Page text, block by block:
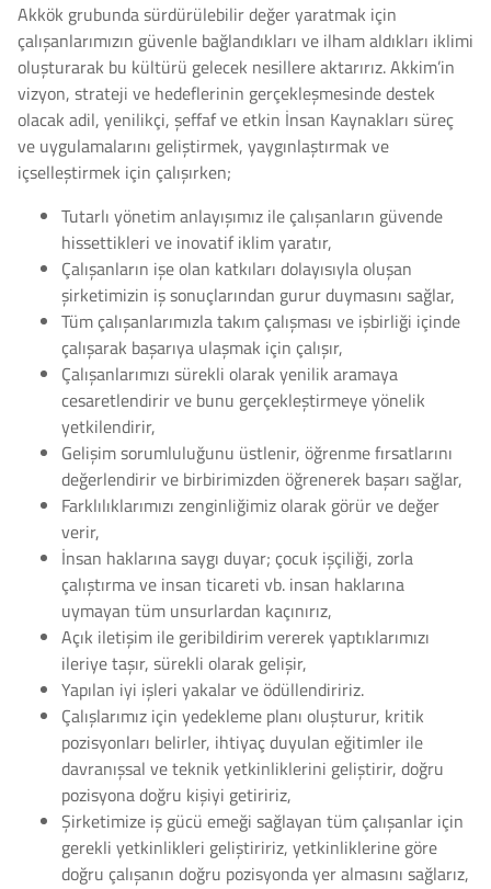
Akkök grubunda sürdürülebilir değer yaratmak için
çalışanlarımızın güvenle bağlandıkları ve ilham aldıkları iklimi
oluşturarak bu kültürü gelecek nesillere aktarırız. Akkim’in
vizyon, strateji ve hedeflerinin gerçekleşmesinde destek
olacak adil, yenilikçi, şeffaf ve etkin İnsan Kaynakları süreç
ve uygulamalarını geliştirmek, yaygınlaştırmak ve
içselleştirmek için çalışırken;
Tutarlı yönetim anlayışımız ile çalışanların güvende
hissettikleri ve inovatif iklim yaratır,
Çalışanların işe olan katkıları dolayısıyla oluşan
şirketimizin iş sonuçlarından gurur duymasını sağlar,
Tüm çalışanlarımızla takım çalışması ve işbirliği içinde
çalışarak başarıya ulaşmak için çalışır,
Çalışanlarımızı sürekli olarak yenilik aramaya
cesaretlendirir ve bunu gerçekleştirmeye yönelik
yetkilendirir,
Gelişim sorumluluğunu üstlenir, öğrenme fırsatlarını
değerlendirir ve birbirimizden öğrenerek başarı sağlar,
Farklılıklarımızı zenginliğimiz olarak görür ve değer
verir,
İnsan haklarına saygı duyar; çocuk işçiliği, zorla
çalıştırma ve insan ticareti vb. insan haklarına
uymayan tüm unsurlardan kaçınırız,
Açık iletişim ile geribildirim vererek yaptıklarımızı
ileriye taşır, sürekli olarak gelişir,
Yapılan iyi işleri yakalar ve ödüllendiririz.
Çalışlarımız için yedekleme planı oluşturur, kritik
pozisyonları belirler, ihtiyaç duyulan eğitimler ile
davranışsal ve teknik yetkinliklerini geliştirir, doğru
pozisyona doğru kişiyi getiririz,
Şirketimize iş gücü emeği sağlayan tüm çalışanlar için
gerekli yetkinlikleri geliştiririz, yetkinliklerine göre
doğru çalışanın doğru pozisyonda yer almasını sağlarız,